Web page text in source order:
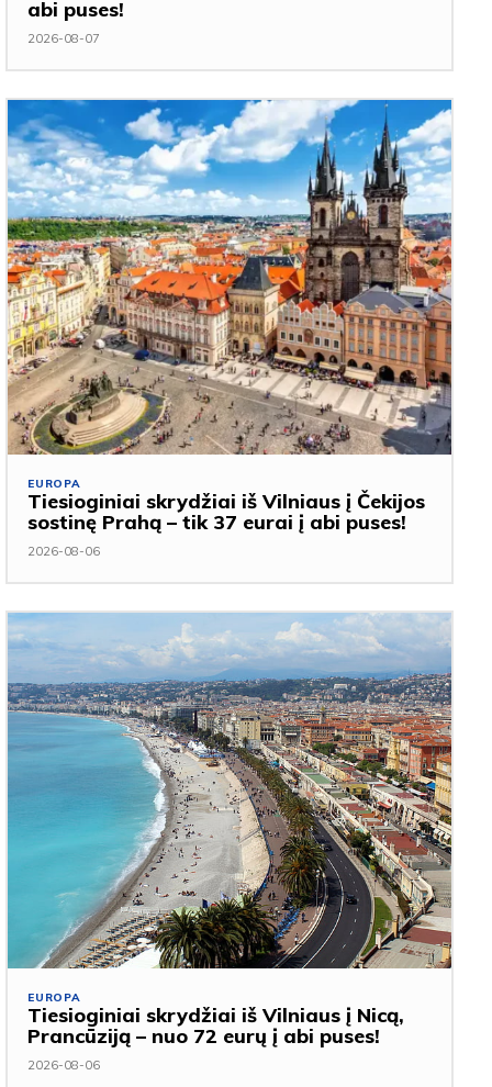
abi puses!
2026-08-07
EUROPA
Tiesioginiai skrydžiai iš Vilniaus į Čekijos
sostinę Prahą – tik 37 eurai į abi puses!
2026-08-06
EUROPA
Tiesioginiai skrydžiai iš Vilniaus į Nicą,
Prancūziją – nuo 72 eurų į abi puses!
2026-08-06